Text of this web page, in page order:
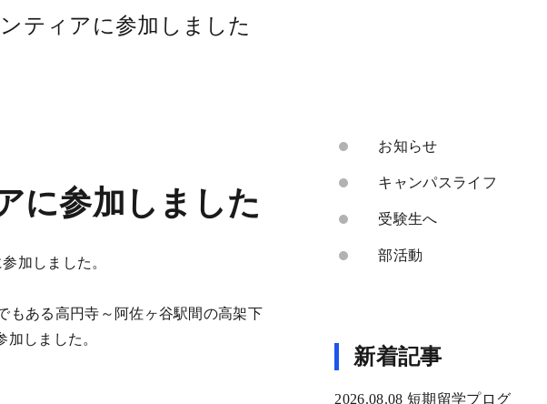
ティアに参加しました
に参加しました
加しました。
もある高円寺～阿佐ヶ谷駅間の高架下
しました。
お知らせ
キャンパスライフ
受験生へ
部活動
新着記事
2026.08.08 短期留学プログ